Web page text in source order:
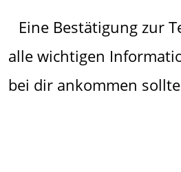
Eine Bestätigung zur
alle wichtigen
bei dir ankommen